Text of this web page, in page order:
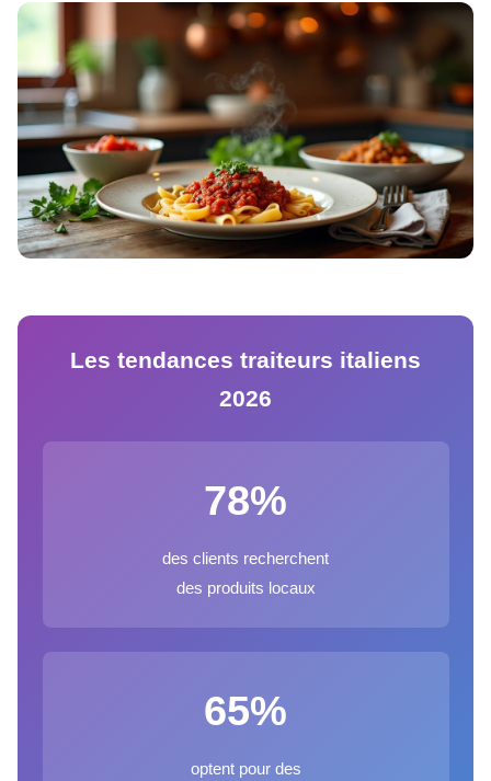
Les tendances traiteurs italiens
2026
78%
des clients recherchent
des produits locaux
65%
optent pour des